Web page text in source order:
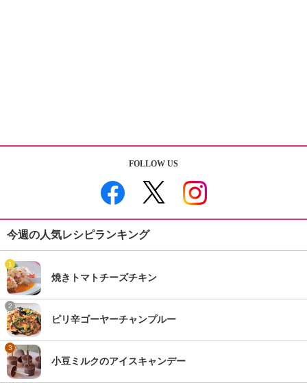
FOLLOW US
今週の人気レシピランキング
1
焼きトマトチーズチキン
2
ピリ辛ゴーヤーチャンプルー
3
小豆ミルクのアイスキャンデー